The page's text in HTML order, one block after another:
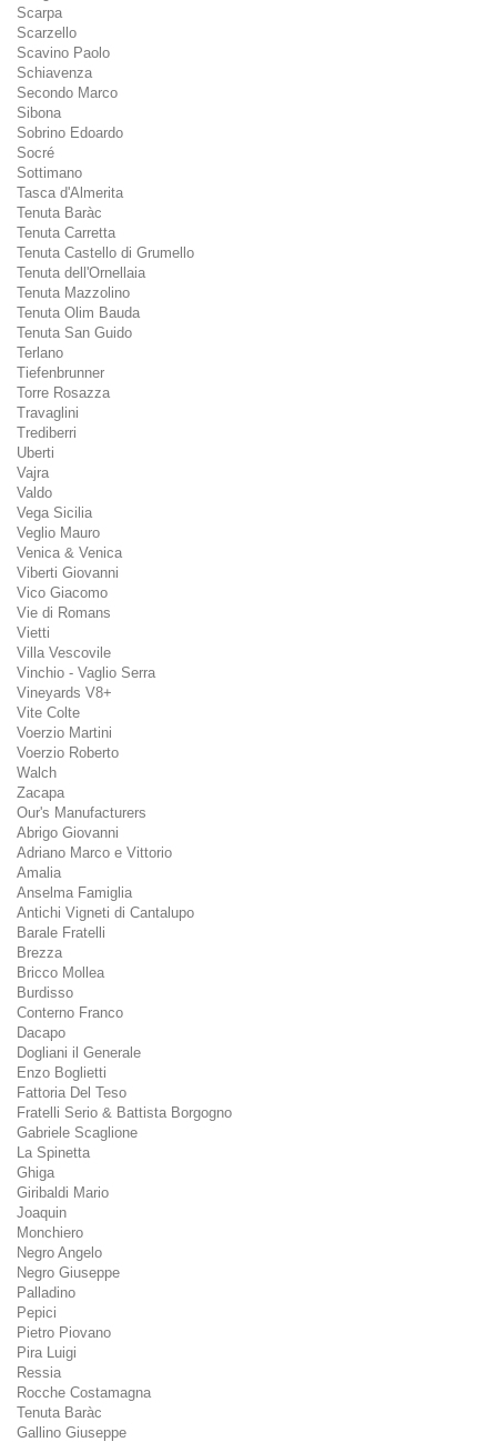
Scarpa
Scarzello
Scavino Paolo
Schiavenza
Secondo Marco
Sibona
Sobrino Edoardo
Socré
Sottimano
Tasca d'Almerita
Tenuta Baràc
Tenuta Carretta
Tenuta Castello di Grumello
Tenuta dell'Ornellaia
Tenuta Mazzolino
Tenuta Olim Bauda
Tenuta San Guido
Terlano
Tiefenbrunner
Torre Rosazza
Travaglini
Trediberri
Uberti
Vajra
Valdo
Vega Sicilia
Veglio Mauro
Venica & Venica
Viberti Giovanni
Vico Giacomo
Vie di Romans
Vietti
Villa Vescovile
Vinchio - Vaglio Serra
Vineyards V8+
Vite Colte
Voerzio Martini
Voerzio Roberto
Walch
Zacapa
Our's Manufacturers
Abrigo Giovanni
Adriano Marco e Vittorio
Amalia
Anselma Famiglia
Antichi Vigneti di Cantalupo
Barale Fratelli
Brezza
Bricco Mollea
Burdisso
Conterno Franco
Dacapo
Dogliani il Generale
Enzo Boglietti
Fattoria Del Teso
Fratelli Serio & Battista Borgogno
Gabriele Scaglione
La Spinetta
Ghiga
Giribaldi Mario
Joaquin
Monchiero
Negro Angelo
Negro Giuseppe
Palladino
Pepici
Pietro Piovano
Pira Luigi
Ressia
Rocche Costamagna
Tenuta Baràc
Gallino Giuseppe